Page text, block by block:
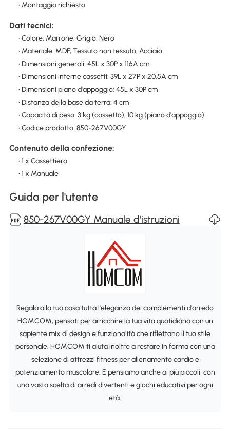
• Montaggio richiesto
Dati tecnici:
• Colore: Marrone, Grigio, Nero
• Materiale: MDF, Tessuto non tessuto, Acciaio
• Dimensioni generali: 45L x 30P x 116A cm
• Dimensioni interne cassetti: 39L x 27P x 20.5A cm
• Dimensioni piano d'appoggio: 45L x 30P cm
• Distanza della base da terra: 4 cm
• Capacità di peso: 3 kg (cassetto), 10 kg (piano d'appoggio)
• Codice prodotto: 850-267V00GY
Contenuto della confezione:
• 1 x Cassettiera
• 1 x Manuale
Guida per l'utente
850-267V00GY Manuale d'istruzioni
Regala alla tua casa tutta l'eleganza dei complementi d'arredo
HOMCOM, pensati per arricchire la tua vita quotidiana con un
sapiente mix di design e funzionalità che riflettano il tuo stile
personale. HOMCOM ti aiuta inoltre a restare in forma con una
selezione di attrezzi fitness per allenamento cardio e
potenziamento muscolare. E pensiamo anche ai più piccoli, con
una vasta scelta di arredi divertenti e giochi educativi per ogni
età.